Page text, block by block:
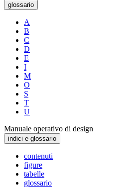
glossario
A
B
C
D
E
I
M
O
S
T
U
Manuale operativo di design
indici e glossario
contenuti
figure
tabelle
glossario